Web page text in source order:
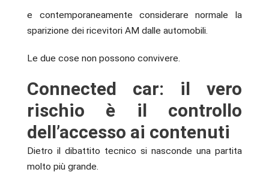
e contemporaneamente considerare normale la
sparizione dei ricevitori AM dalle automobili.
Le due cose non possono convivere.
Connected car: il vero
rischio è il controllo
dell’accesso ai contenuti
Dietro il dibattito tecnico si nasconde una partita
molto più grande.